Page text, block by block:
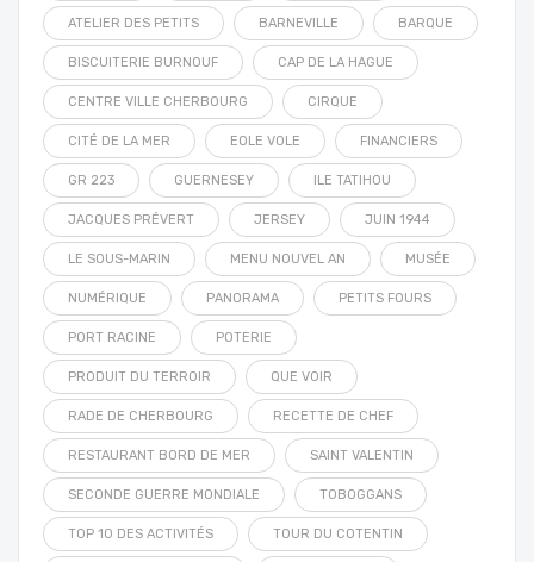
ATELIER DES PETITS BARNEVILLE BARQUE
BISCUITERIE BURNOUF CAP DE LA HAGUE
CENTRE VILLE CHERBOURG CIRQUE
CITÉ DE LA MER EOLE VOLE FINANCIERS
GR 223 GUERNESEY ILE TATIHOU
JACQUES PRÉVERT JERSEY JUIN 1944
LE SOUS-MARIN MENU NOUVEL AN MUSÉE
NUMÉRIQUE PANORAMA PETITS FOURS
PORT RACINE POTERIE
PRODUIT DU TERROIR QUE VOIR
RADE DE CHERBOURG RECETTE DE CHEF
RESTAURANT BORD DE MER SAINT VALENTIN
SECONDE GUERRE MONDIALE TOBOGGANS
TOP 10 DES ACTIVITÉS TOUR DU COTENTIN